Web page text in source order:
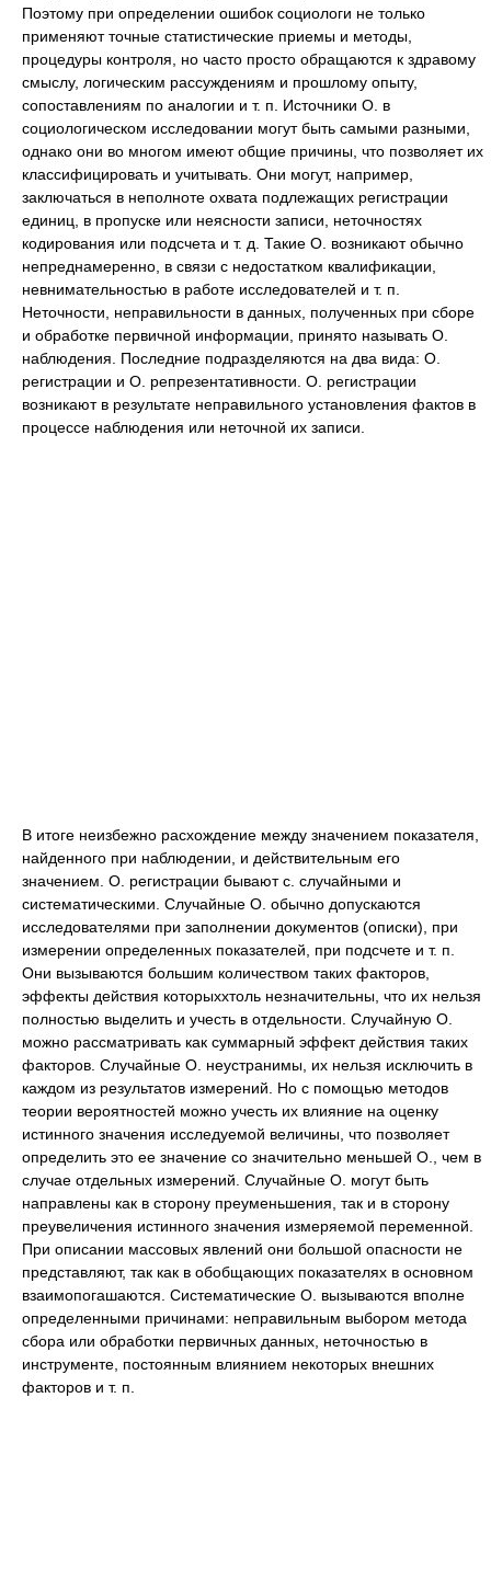
Поэтому при определении ошибок социологи не только
применяют точные статистические приемы и методы,
процедуры контроля, но часто просто обращаются к здравому
смыслу, логическим рассуждениям и прошлому опыту,
сопоставлениям по аналогии и т. п. Источники О. в
социологическом исследовании могут быть самыми разными,
однако они во многом имеют общие причины, что позволяет их
классифицировать и учитывать. Они могут, например,
заключаться в неполноте охвата подлежащих регистрации
единиц, в пропуске или неясности записи, неточностях
кодирования или подсчета и т. д. Такие О. возникают обычно
непреднамеренно, в связи с недостатком квалификации,
невнимательностью в работе исследователей и т. п.
Неточности, неправильности в данных, полученных при сборе
и обработке первичной информации, принято называть О.
наблюдения. Последние подразделяются на два вида: О.
регистрации и О. репрезентативности. О. регистрации
возникают в результате неправильного установления фактов в
процессе наблюдения или неточной их записи.
В итоге неизбежно расхождение между значением показателя,
найденного при наблюдении, и действительным его
значением. О. регистрации бывают с. случайными и
систематическими. Случайные О. обычно допускаются
исследователями при заполнении документов (описки), при
измерении определенных показателей, при подсчете и т. п.
Они вызываются большим количеством таких факторов,
эффекты действия которыххтоль незначительны, что их нельзя
полностью выделить и учесть в отдельности. Случайную О.
можно рассматривать как суммарный эффект действия таких
факторов. Случайные О. неустранимы, их нельзя исключить в
каждом из результатов измерений. Но с помощью методов
теории вероятностей можно учесть их влияние на оценку
истинного значения исследуемой величины, что позволяет
определить это ее значение со значительно меньшей О., чем в
случае отдельных измерений. Случайные О. могут быть
направлены как в сторону преуменьшения, так и в сторону
преувеличения истинного значения измеряемой переменной.
При описании массовых явлений они большой опасности не
представляют, так как в обобщающих показателях в основном
взаимопогашаются. Систематические О. вызываются вполне
определенными причинами: неправильным выбором метода
сбора или обработки первичных данных, неточностью в
инструменте, постоянным влиянием некоторых внешних
факторов и т. п.